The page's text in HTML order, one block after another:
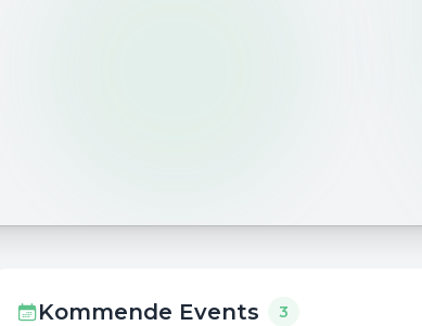
Kommende Events 3